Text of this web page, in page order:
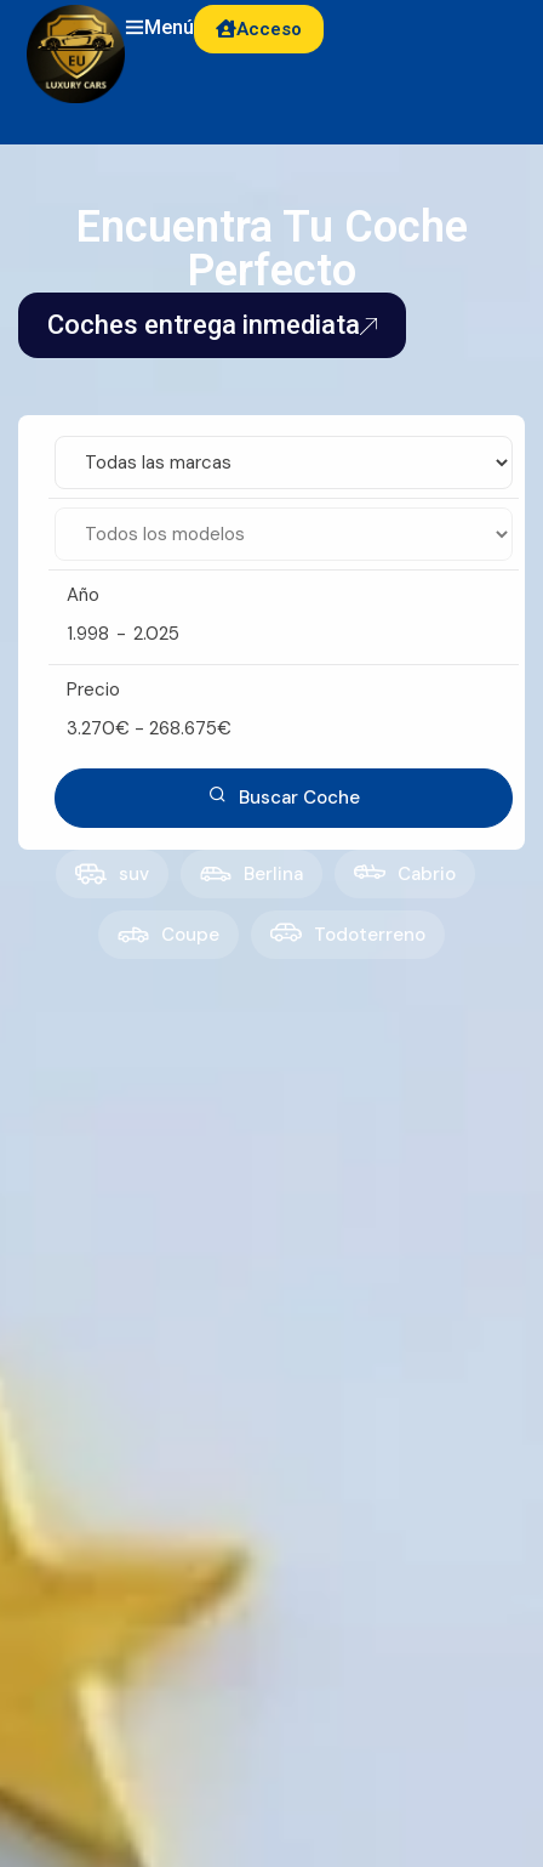
Menú Acceso
Encuentra Tu Coche
Perfecto
Coches entrega inmediata
Año
1.998 - 2.025
Precio
3.270€ - 268.675€
Buscar Coche
suv Berlina Cabrio
Coupe Todoterreno